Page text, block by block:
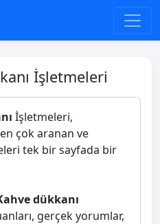
İşletmeleri
İşletmeleri,
çok aranan ve
tek bir sayfada bir
dükkanı
gerçek yorumlar,